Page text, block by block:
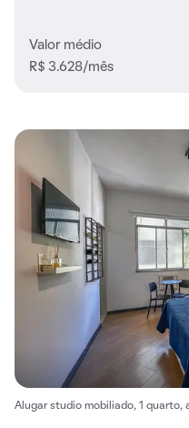
Valor médio
R$ 3.628/mês
Alugar studio mobiliado, 1 quarto,